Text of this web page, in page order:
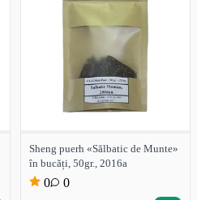
Sheng puerh «Sălbatic de Munte»
în bucăți, 50gr., 2016a
0 0